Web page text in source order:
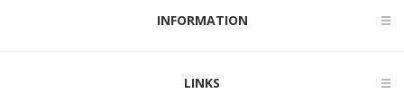
INFORMATION
LINKS